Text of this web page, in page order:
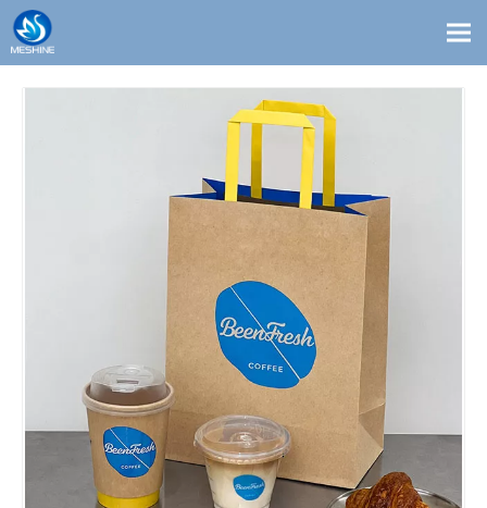
Productos
Contacto